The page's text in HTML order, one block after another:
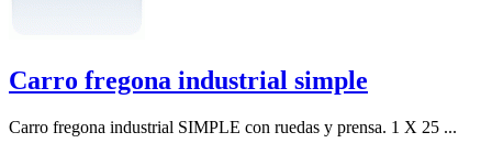
Carro fregona industrial simple
Carro fregona industrial SIMPLE con ruedas y prensa. 1 X 25 ...